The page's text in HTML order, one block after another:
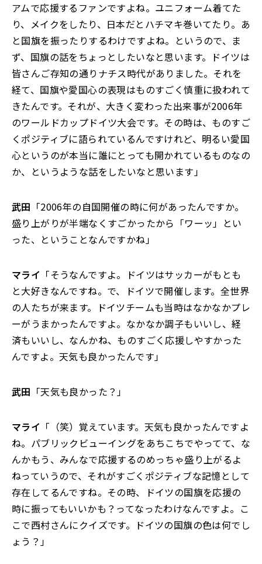
アムで応援するファンですよね。ユニフォーム着てた
り、メイクをしたり、日本だとハチマキ巻いてたり。あ
と国旗を振ったりするわけですよね。というので、ま
ず、国旗の話をちょっとしたいなと思います。ドイツは
皆さんご存知の通りナチス時代がありました。それを
経て、国旗や愛国心の表現はものすごく慎重に扱われて
きたんです。それが、大きく変わった出来事が2006年
のワールドカップドイツ大会です。その時は、ものすご
くポジティブに語られているんですけれど、明るい愛国
心というのが本当に誰にとっても開かれているものなの
か、というような話をしたいなと思います」
武田 「2006年の自国開催の時に何があったんですか。
盛り上がりが半端なくすごかったから「ワーッ」とい
った、ということなんですかね」
マライ 「そうなんですよ。ドイツはサッカーがもとも
と大好きなんですね。で、ドイツで開催します。全世界
の人たちが来ます。ドイツチームも当時はなかなかプレ
ーがうまかったんですよ。なかなか調子もいいし、経
済もいいし、なんかね、ものすごく応援しやすかった
んですよ。天気も良かったんです」
武田 「天気も良かった？」
マライ 「（笑）覚えています。天気も良かったんですよ
ね。パブリックビューイングをあちこちでやってて、な
んかもう、みんなで応援するのめっちゃ盛り上がるよ
ねっていうので、それがすごくポジティブな記憶として
存在してるんですね。その時、ドイツの国旗を応援の
時に振ってもいいかも？ってなったわけなんですよ。こ
こで西村さんにクイズです。ドイツの国旗の色は何でし
ょう？」